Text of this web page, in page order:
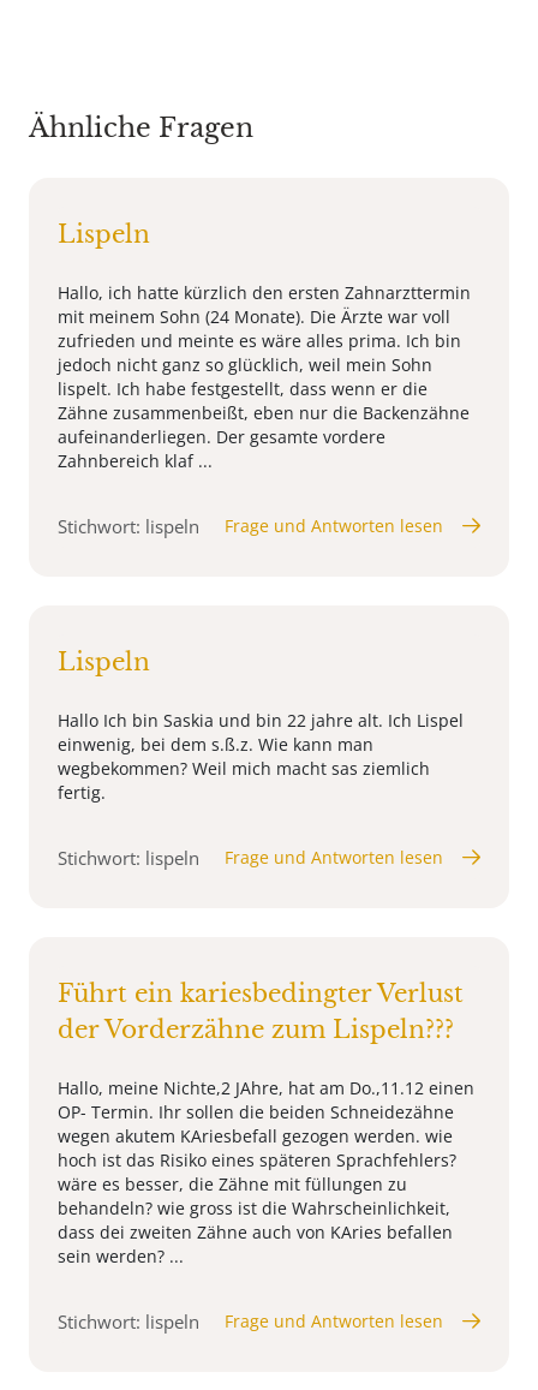
Ähnliche Fragen
Lispeln
Hallo, ich hatte kürzlich den ersten Zahnarzttermin
mit meinem Sohn (24 Monate). Die Ärzte war voll
zufrieden und meinte es wäre alles prima. Ich bin
jedoch nicht ganz so glücklich, weil mein Sohn
lispelt. Ich habe festgestellt, dass wenn er die
Zähne zusammenbeißt, eben nur die Backenzähne
aufeinanderliegen. Der gesamte vordere
Zahnbereich klaf ...
Stichwort: lispeln Frage und Antworten lesen
Lispeln
Hallo Ich bin Saskia und bin 22 jahre alt. Ich Lispel
einwenig, bei dem s.ß.z. Wie kann man
wegbekommen? Weil mich macht sas ziemlich
fertig.
Stichwort: lispeln Frage und Antworten lesen
Führt ein kariesbedingter Verlust
der Vorderzähne zum Lispeln???
Hallo, meine Nichte,2 JAhre, hat am Do.,11.12 einen
OP- Termin. Ihr sollen die beiden Schneidezähne
wegen akutem KAriesbefall gezogen werden. wie
hoch ist das Risiko eines späteren Sprachfehlers?
wäre es besser, die Zähne mit füllungen zu
behandeln? wie gross ist die Wahrscheinlichkeit,
dass dei zweiten Zähne auch von KAries befallen
sein werden? ...
Stichwort: lispeln Frage und Antworten lesen